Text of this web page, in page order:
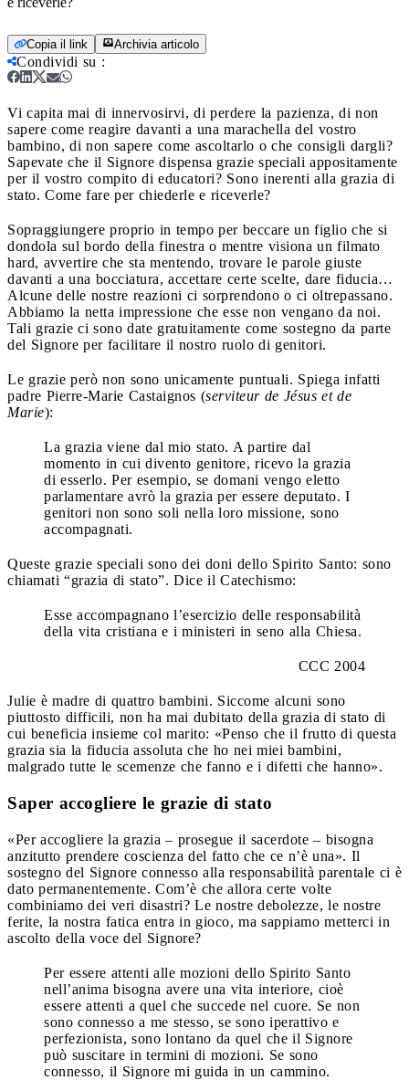
Copia il link Archivia articolo
Condividi su :
Vi capita mai di innervosirvi, di perdere la pazienza, di non
sapere come reagire davanti a una marachella del vostro
bambino, di non sapere come ascoltarlo o che consigli dargli?
Sapevate che il Signore dispensa grazie speciali appositamente
per il vostro compito di educatori? Sono inerenti alla grazia di
stato. Come fare per chiederle e riceverle?
Sopraggiungere proprio in tempo per beccare un figlio che si
dondola sul bordo della finestra o mentre visiona un filmato
hard, avvertire che sta mentendo, trovare le parole giuste
davanti a una bocciatura, accettare certe scelte, dare fiducia…
Alcune delle nostre reazioni ci sorprendono o ci oltrepassano.
Abbiamo la netta impressione che esse non vengano da noi.
Tali grazie ci sono date gratuitamente come sostegno da parte
del Signore per facilitare il nostro ruolo di genitori.
Le grazie però non sono unicamente puntuali. Spiega infatti
padre Pierre-Marie Castaignos (serviteur de Jésus et de
Marie):
La grazia viene dal mio stato. A partire dal
momento in cui divento genitore, ricevo la grazia
di esserlo. Per esempio, se domani vengo eletto
parlamentare avrò la grazia per essere deputato. I
genitori non sono soli nella loro missione, sono
accompagnati.
Queste grazie speciali sono dei doni dello Spirito Santo: sono
chiamati “grazia di stato”. Dice il Catechismo:
Esse accompagnano l’esercizio delle responsabilità
della vita cristiana e i ministeri in seno alla Chiesa.
CCC 2004
Julie è madre di quattro bambini. Siccome alcuni sono
piuttosto difficili, non ha mai dubitato della grazia di stato di
cui beneficia insieme col marito: «Penso che il frutto di questa
grazia sia la fiducia assoluta che ho nei miei bambini,
malgrado tutte le scemenze che fanno e i difetti che hanno».
Saper accogliere le grazie di stato
«Per accogliere la grazia – prosegue il sacerdote – bisogna
anzitutto prendere coscienza del fatto che ce n’è una». Il
sostegno del Signore connesso alla responsabilità parentale ci è
dato permanentemente. Com’è che allora certe volte
combiniamo dei veri disastri? Le nostre debolezze, le nostre
ferite, la nostra fatica entra in gioco, ma sappiamo metterci in
ascolto della voce del Signore?
Per essere attenti alle mozioni dello Spirito Santo
nell’anima bisogna avere una vita interiore, cioè
essere attenti a quel che succede nel cuore. Se non
sono connesso a me stesso, se sono iperattivo e
perfezionista, sono lontano da quel che il Signore
può suscitare in termini di mozioni. Se sono
connesso, il Signore mi guida in un cammino.